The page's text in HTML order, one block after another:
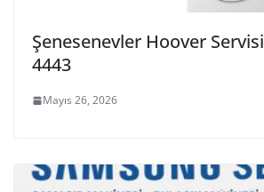
Şenesenevler Hoover Servisi
4443
Mayıs 26, 2026